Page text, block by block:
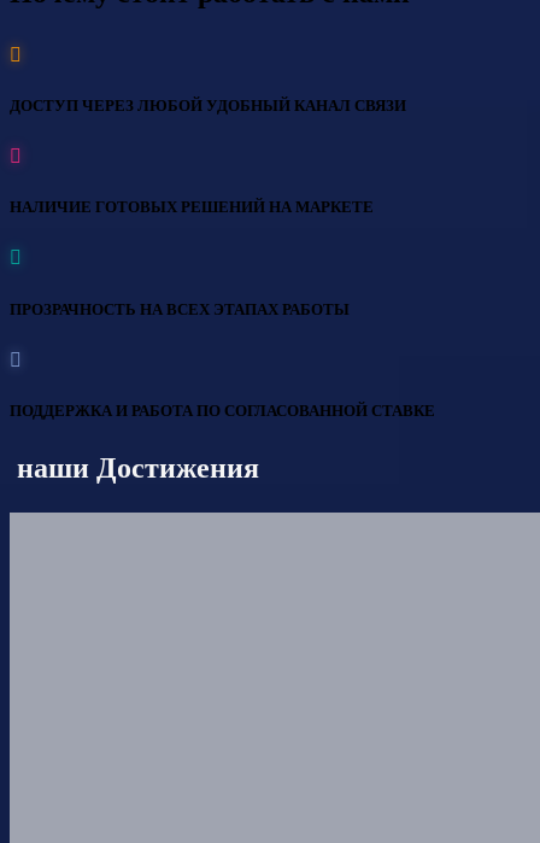
ДОСТУП ЧЕРЕЗ ЛЮБОЙ УДОБНЫЙ КАНАЛ СВЯЗИ
НАЛИЧИЕ ГОТОВЫХ РЕШЕНИЙ НА МАРКЕТЕ
ПРОЗРАЧНОСТЬ НА ВСЕХ ЭТАПАХ РАБОТЫ
ПОДДЕРЖКА И РАБОТА ПО СОГЛАСОВАННОЙ СТАВКЕ
наши Достижения